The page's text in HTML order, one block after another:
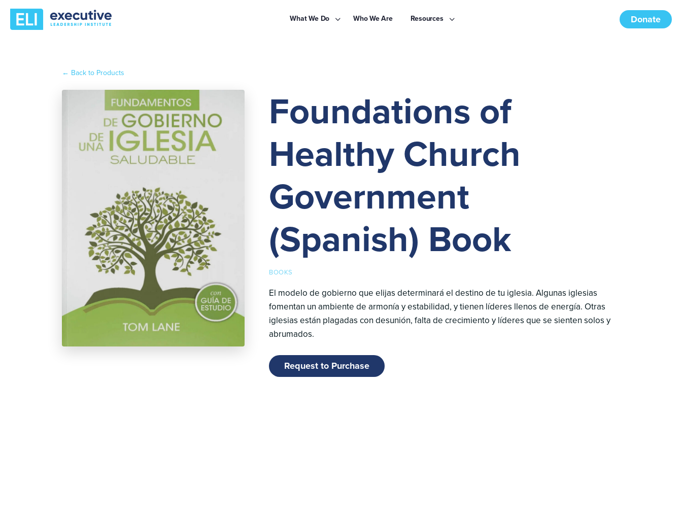
What We Do Who We Are Resources Donate
← Back to Products
Foundations of
Healthy Church
Government
(Spanish) Book
BOOKS
El modelo de gobierno que elijas determinará el destino de tu iglesia. Algunas iglesias
fomentan un ambiente de armonía y estabilidad, y tienen líderes llenos de energía. Otras
iglesias están plagadas con desunión, falta de crecimiento y líderes que se sienten solos y
abrumados.
Request to Purchase